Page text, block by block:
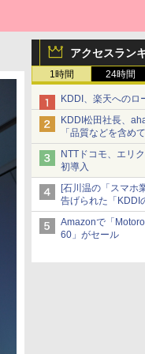
アクセスラン
1時間 24時間
KDDI、楽天へのロ
KDDI松田社長、
「品質などを含め
NTTドコモ、エリ
初導入
[石川温の「スマホ
告げられた「KDDI
マップの落とし穴
Amazonで「
60」がセール